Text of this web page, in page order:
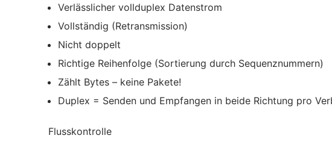
Verlässlicher vollduplex Datenstrom
Vollständig (Retransmission)
Nicht doppelt
Richtige Reihenfolge (Sortierung durch Sequenznummern)
Zählt Bytes – keine Pakete!
Duplex = Senden und Empfangen in beide Richtung pro
Flusskontrolle